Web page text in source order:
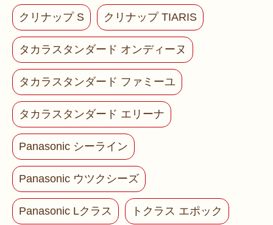
クリナップ S クリナップ TIARIS
タカラスタンダード オンディーヌ
タカラスタンダード ファミーユ
タカラスタンダード エリーナ
Panasonic シーライン
Panasonic ウツクシーズ
Panasonic Lクラス トクラス エポック